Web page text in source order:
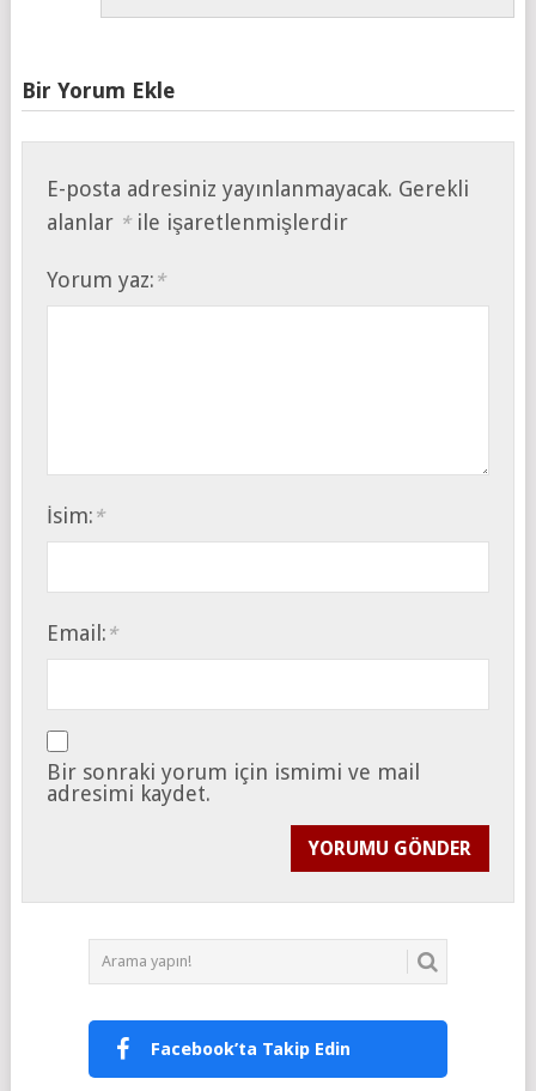
Bir Yorum Ekle
E-posta adresiniz yayınlanmayacak. Gerekli
alanlar *ile işaretlenmişlerdir
Yorum yaz: *
İsim: *
Email: *
Bir sonraki yorum için ismimi ve mail
adresimi kaydet.
Facebook’ta Takip Edin